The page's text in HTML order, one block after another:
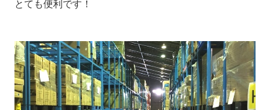
とても便利です！